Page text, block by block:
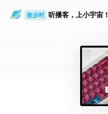
散步时 听播客，上小宇宙！